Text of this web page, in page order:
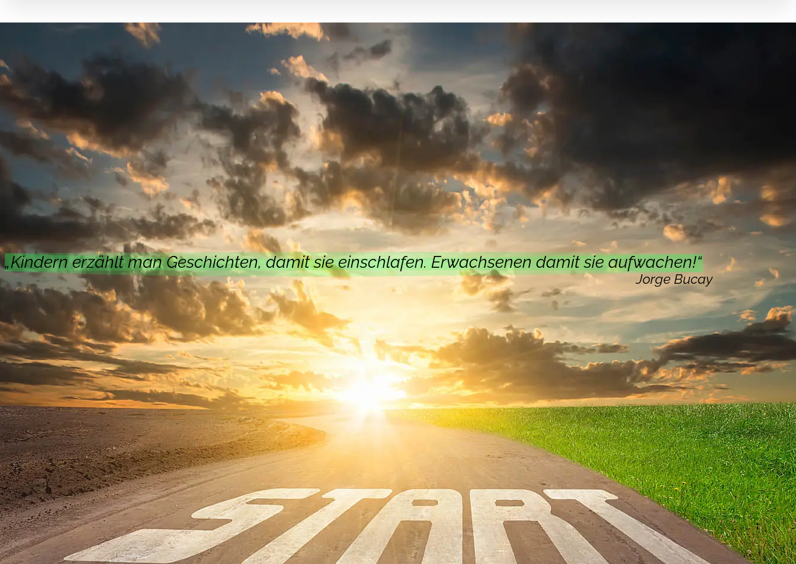
Die am längsten praktizierte Form der Weitergabe
von Wissen ist das Erzählen von Geschichten.
Storytelling spielt sowohl für Individuen als auch für Organisationen eine entscheidende Rolle in der Entwicklung von Kompetenzen.
Komplexe Informationen und deren Zusammenhänge werden auf eine zugängliche und emotional ansprechende Weise vermittelt.
Für Einzelpersonen fördert Storytelling das kritische Denken, die Kommunikationsfähigkeit und die emotionale Intelligenz, indem es ihnen
ermöglicht, eigene Erfahrungen zu reflektieren und aus den Geschichten anderer zu lernen.
In Organisationen hilft es, gemeinsame Werte und Ziele zu stärken, den Wissenstransfer zu erleichtern und Teamarbeit zu fördern. Durch
Geschichten können Unternehmen auch Innovationen anregen, Veränderungsprozesse begleiten und ihre Unternehmenskultur prägen.
„Kindern erzählt man Geschichten, damit sie einschlafen. Erwachsenen damit sie aufwachen!“
Jorge Bucay
Meine Angebote
Meine Angebote zur Persönlichkeits- und Organisationsentwicklung richten sich an Einzelpersonen und Unternehmen, die ihre Potenziale
entfalten möchten.
Für Einzelpersonen biete ich Programme zur Stärkung der Persönlichkeit an. Hierbei stehen Hypnose und „Systemische Aufstellungen“
im Mittelpunkt.
Organisationen profitieren von praxisnahen Ansätzen zur Teamentwicklung, Führungskräftequalifizierung und Kulturtransformation. Mit
meinem Blick von außen auf das System sowie auf Basis „Systemischer Analysen“ und meiner Lebenserfahrung begleite ich
Veränderungsprozesse unterstützend.
Mein Ziel ist es, Euch oder Euer Unternehmen bei den notwendigen Veränderungsprozessen, der kontinuierlichen Weiterentwicklung
und der aktiven Zukunftsgestaltung zu unterstützen.